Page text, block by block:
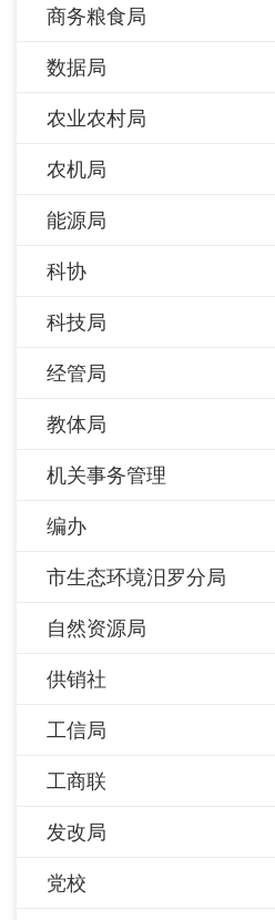
商务粮食局
数据局
农业农村局
农机局
能源局
科协
科技局
经管局
教体局
机关事务管理
编办
市生态环境汨罗分局
自然资源局
供销社
工信局
工商联
发改局
党校